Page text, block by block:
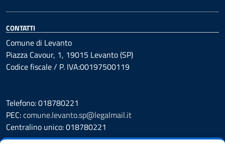
CONTATTI
Comune di Levanto
Piazza Cavour, 1, 19015 Levanto (SP)
Codice fiscale / P. IVA:00197500119
Telefono: 018780221
PEC:comune.levanto.sp@legalmail.it
Centralino unico: 018780221